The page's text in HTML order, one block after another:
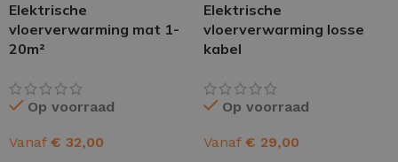
Elektrische
vloerverwarming mat 1-
20m²
Op voorraad
Vanaf € 32,00
Elektrische
vloerverwarming losse
kabel
Op voorraad
Vanaf € 29,00